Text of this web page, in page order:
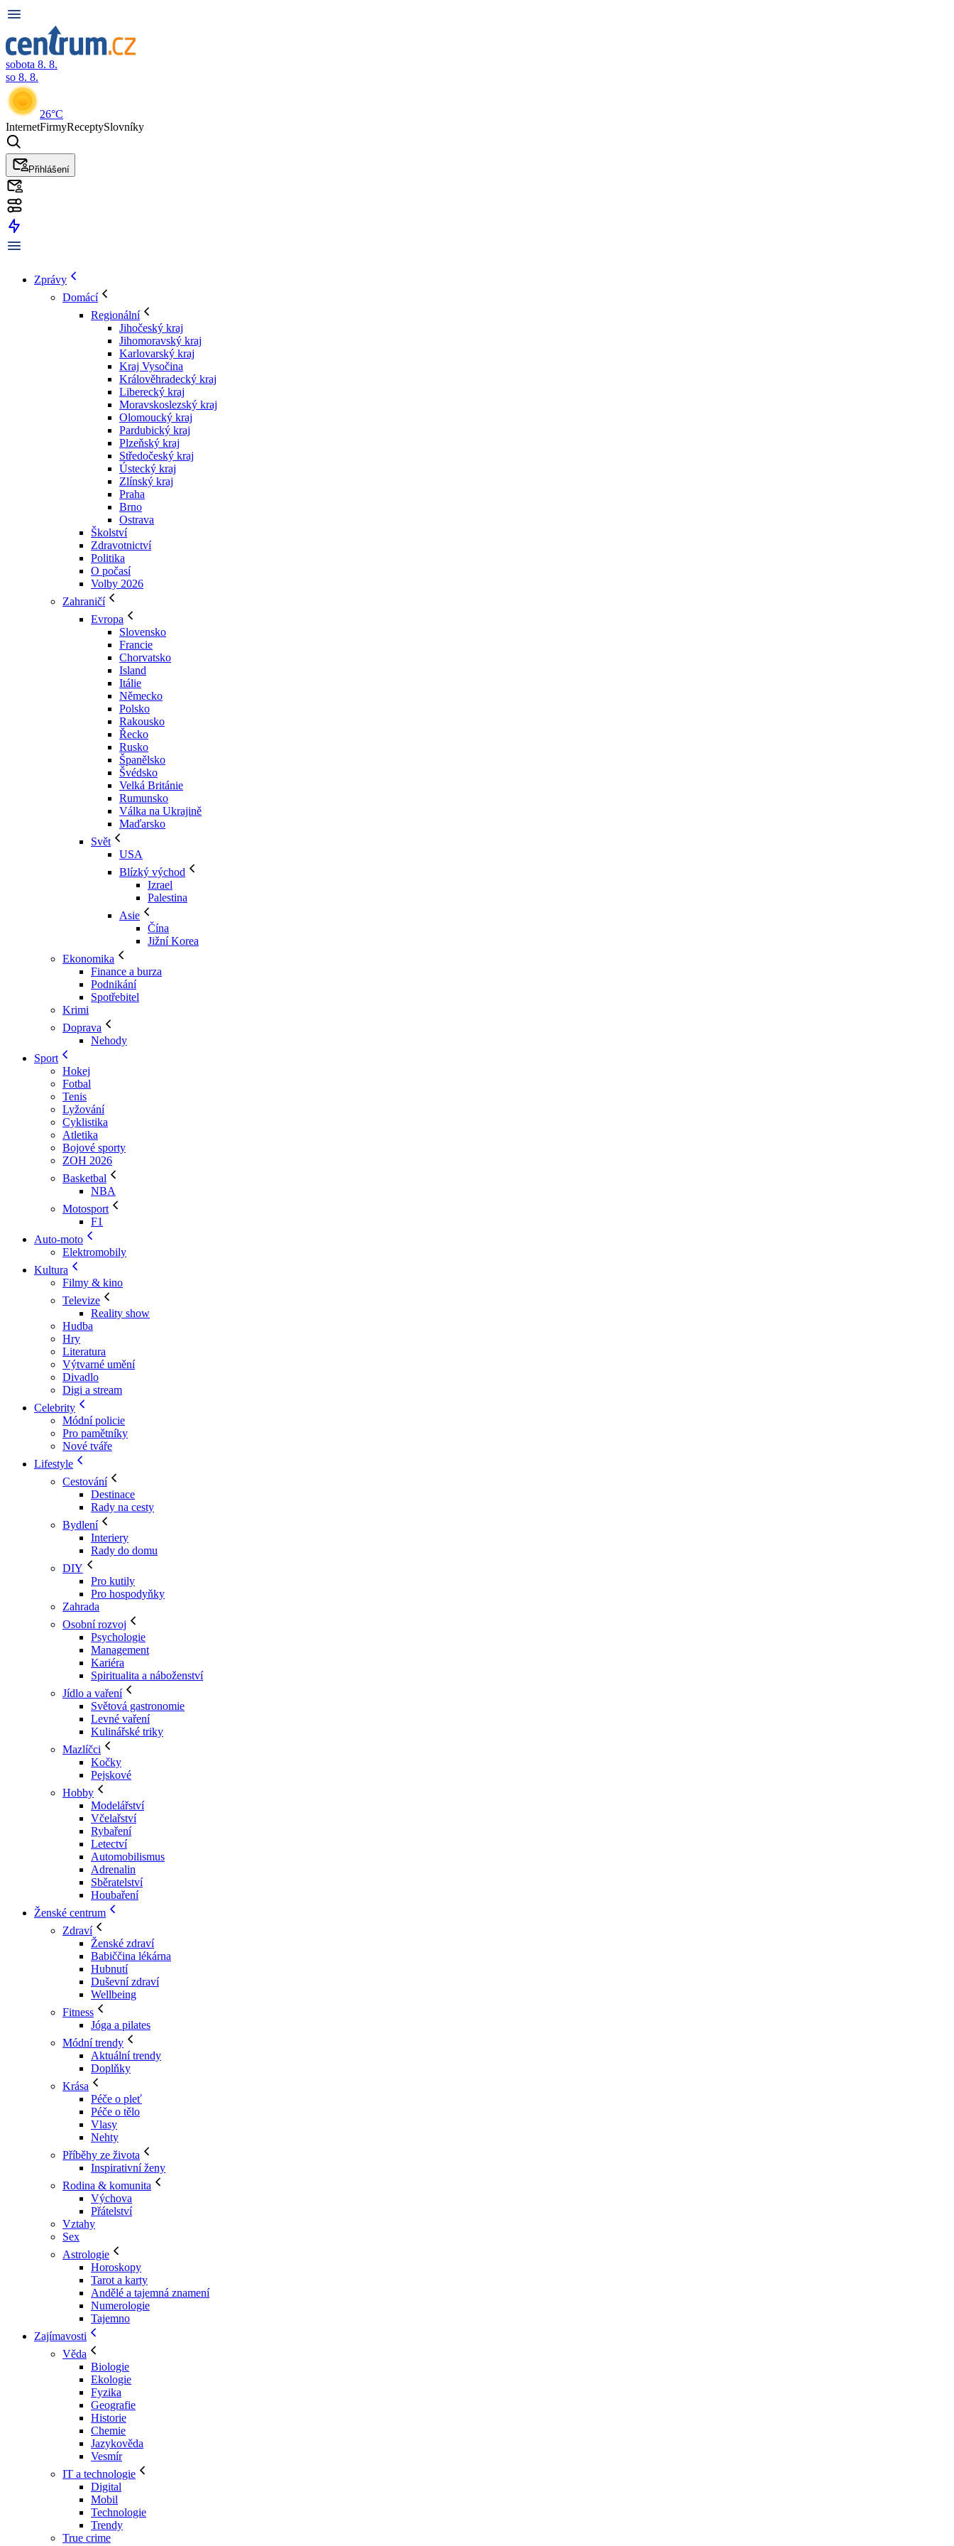
sobota 8. 8.
so 8. 8.
26°C
InternetFirmyReceptySlovníky
Přihlášení
Zprávy
Domácí
Regionální
Jihočeský kraj
Jihomoravský kraj
Karlovarský kraj
Kraj Vysočina
Králověhradecký kraj
Liberecký kraj
Moravskoslezský kraj
Olomoucký kraj
Pardubický kraj
Plzeňský kraj
Středočeský kraj
Ústecký kraj
Zlínský kraj
Praha
Brno
Ostrava
Školství
Zdravotnictví
Politika
O počasí
Volby 2026
Zahraničí
Evropa
Slovensko
Francie
Chorvatsko
Island
Itálie
Německo
Polsko
Rakousko
Řecko
Rusko
Španělsko
Švédsko
Velká Británie
Rumunsko
Válka na Ukrajině
Maďarsko
Svět
USA
Blízký východ
Izrael
Palestina
Asie
Čína
Jižní Korea
Ekonomika
Finance a burza
Podnikání
Spotřebitel
Krimi
Doprava
Nehody
Sport
Hokej
Fotbal
Tenis
Lyžování
Cyklistika
Atletika
Bojové sporty
ZOH 2026
Basketbal
NBA
Motosport
F1
Auto-moto
Elektromobily
Kultura
Filmy & kino
Televize
Reality show
Hudba
Hry
Literatura
Výtvarné umění
Divadlo
Digi a stream
Celebrity
Módní policie
Pro pamětníky
Nové tváře
Lifestyle
Cestování
Destinace
Rady na cesty
Bydlení
Interiery
Rady do domu
DIY
Pro kutily
Pro hospodyňky
Zahrada
Osobní rozvoj
Psychologie
Management
Kariéra
Spiritualita a náboženství
Jídlo a vaření
Světová gastronomie
Levné vaření
Kulinářské triky
Mazlíčci
Kočky
Pejskové
Hobby
Modelářství
Včelařství
Rybaření
Letectví
Automobilismus
Adrenalin
Sběratelství
Houbaření
Ženské centrum
Zdraví
Ženské zdraví
Babiččina lékárna
Hubnutí
Duševní zdraví
Wellbeing
Fitness
Jóga a pilates
Módní trendy
Aktuální trendy
Doplňky
Krása
Péče o pleť
Péče o tělo
Vlasy
Nehty
Příběhy ze života
Inspirativní ženy
Rodina & komunita
Výchova
Přátelství
Vztahy
Sex
Astrologie
Horoskopy
Tarot a karty
Andělé a tajemná znamení
Numerologie
Tajemno
Zajímavosti
Věda
Biologie
Ekologie
Fyzika
Geografie
Historie
Chemie
Jazykověda
Vesmír
IT a technologie
Digital
Mobil
Technologie
Trendy
True crime